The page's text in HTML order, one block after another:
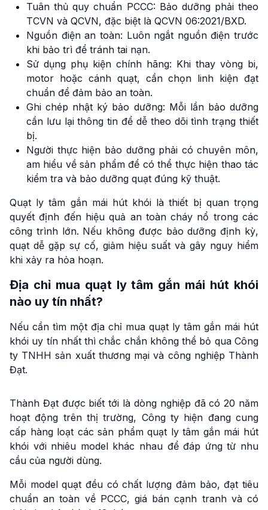
Tuân thủ quy chuẩn PCCC: Bảo dưỡng phải theo
TCVN và QCVN, đặc biệt là QCVN 06:2021/BXD.
Nguồn điện an toàn: Luôn ngắt nguồn điện trước
khi bảo trì để tránh tai nạn.
Sử dụng phụ kiện chính hãng: Khi thay vòng bi,
motor hoặc cánh quạt, cần chọn linh kiện đạt
chuẩn để đảm bảo an toàn.
Ghi chép nhật ký bảo dưỡng: Mỗi lần bảo dưỡng
cần lưu lại thông tin để dễ theo dõi tình trạng thiết
bị.
Người thực hiện bảo dưỡng phải có chuyên môn,
am hiểu về sản phẩm để có thể thực hiện thao tác
kiểm tra và bảo dưỡng quạt đúng kỹ thuật.
Quạt ly tâm gắn mái hút khói là thiết bị quan trọng
quyết định đến hiệu quả an toàn cháy nổ trong các
công trình lớn. Nếu không được bảo dưỡng định kỳ,
quạt dễ gặp sự cố, giảm hiệu suất và gây nguy hiểm
khi xảy ra hỏa hoạn.
Địa chỉ mua quạt ly tâm gắn mái hút khói
nào uy tín nhất?
Nếu cần tìm một địa chỉ mua quạt ly tâm gắn mái hút
khói uy tín nhất thì chắc chắn không thể bỏ qua Công
ty TNHH sản xuất thương mại và công nghiệp Thành
Đạt.
Thành Đạt được biết tới là dòng nghiệp đã có 20 năm
hoạt động trên thị trường, Công ty hiện đang cung
cấp hàng loạt các sản phẩm quạt ly tâm gắn mái hút
khói với nhiêu model khác nhau để đáp ứng từ nhu
cầu của người dùng.
Mỗi model quạt đều có chất lượng đảm bảo, đạt tiêu
chuẩn an toàn về PCCC, giá bán cạnh tranh và có